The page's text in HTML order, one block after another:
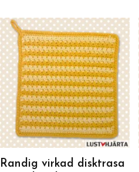
Randig virkad disktrasa